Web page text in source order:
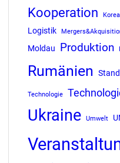
Kooperation Korea
Logistik
Moldau Produktion
Rumänien
Technologie
Ukraine Umwelt